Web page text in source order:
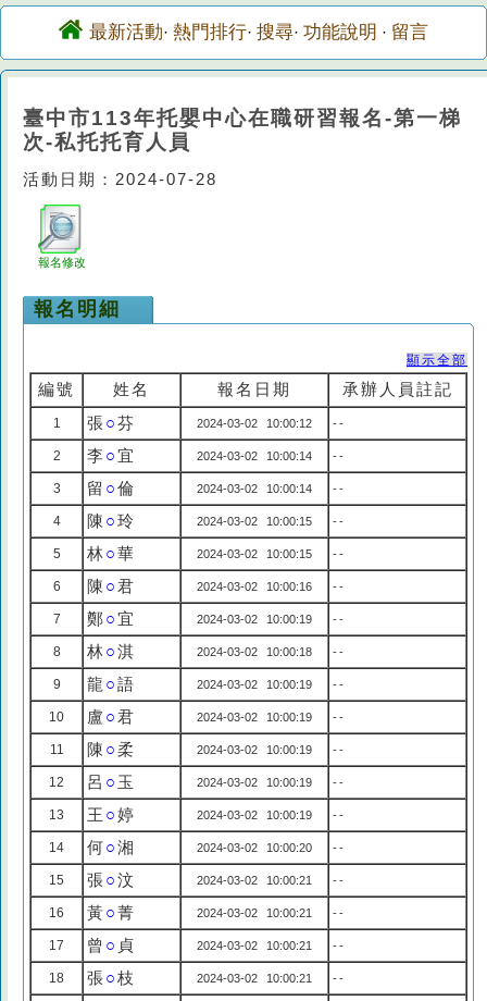
最新活動· 熱門排行· 搜尋· 功能說明 · 留言
臺中市113年托嬰中心在職研習報名-第一梯
次-私托托育人員
活動日期：2024-07-28
報名修改
報名明細
顯示全部
編號 姓名 報名日期 承辦人員註記
1 張○芬 2024-03-02 10:00:12 --
2 李○宜 2024-03-02 10:00:14 --
3 留 ○倫 2024-03-02 10:00:14 --
4 陳 ○玲 2024-03-02 10:00:15 --
5 林○華 2024-03-02 10:00:15 --
6 陳 ○君 2024-03-02 10:00:16 --
7 鄭○宜 2024-03-02 10:00:19 --
8 林○淇 2024-03-02 10:00:18 --
9 龍 ○語 2024-03-02 10:00:19 --
10 盧 ○君 2024-03-02 10:00:19 --
11 陳 ○柔 2024-03-02 10:00:19 --
12 呂 ○ 玉 2024-03-02 10:00:19 --
13 王 ○婷 2024-03-02 10:00:19 --
14 何○湘 2024-03-02 10:00:20 --
15 張○汶 2024-03-02 10:00:21 --
16 黃○菁 2024-03-02 10:00:21 --
17 曾 ○ 貞 2024-03-02 10:00:21 --
18 張○枝 2024-03-02 10:00:21 --